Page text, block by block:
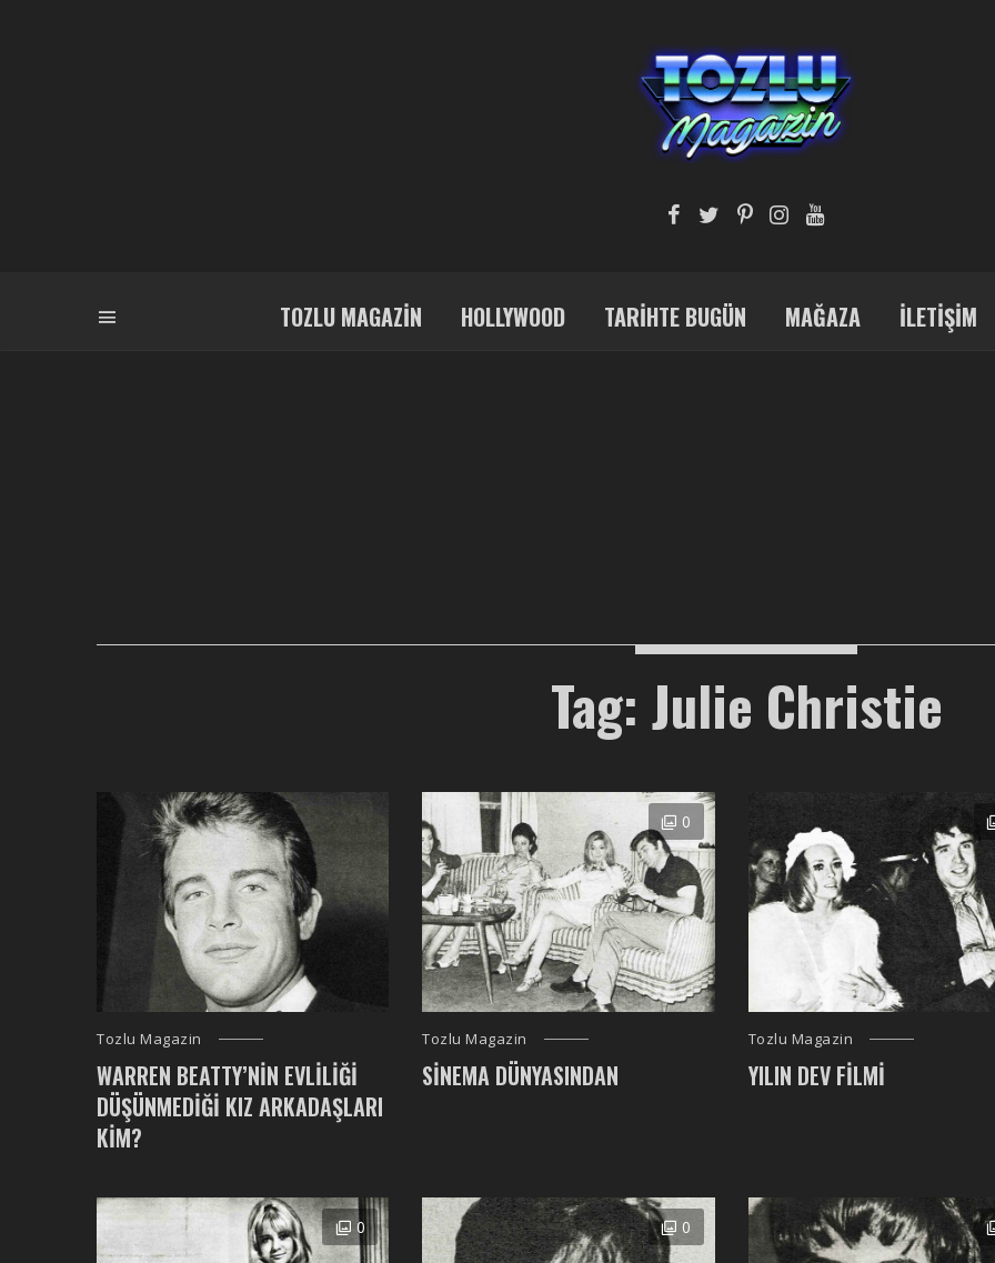
TOZLU MAGAZIN HOLLYWOOD TARIHTE BUGÜN MAĞAZA İLETIŞIM
Tag: Julie Christie
Tozlu Magazin
WARREN BEATTY’NIN EVLILIĞI
DÜŞÜNMEDIĞI KIZ ARKADAŞLARI
KIM?
0
Tozlu Magazin
SINEMA DÜNYASINDAN
Tozlu Magazin
YILIN DEV FILMI
0 0